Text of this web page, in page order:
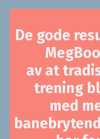
De gode
av at
trening
med